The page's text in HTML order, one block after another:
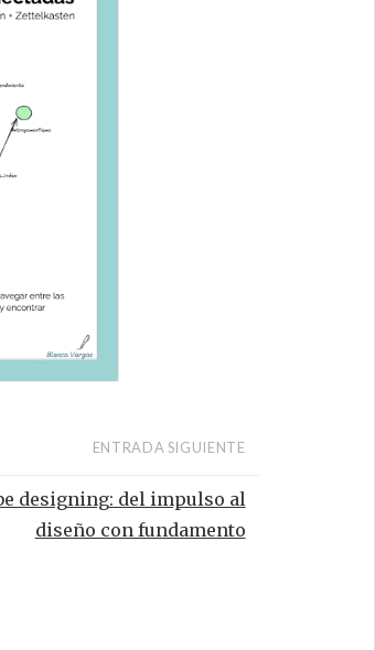
ENTRADA SIGUIENTE
designing: del impulso al
diseño con fundamento